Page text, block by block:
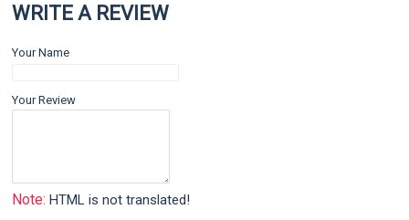
WRITE A REVIEW
Your Name
Your Review
Note: HTML is not translated!